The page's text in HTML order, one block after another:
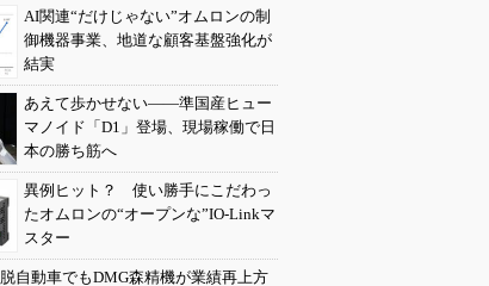
AI関連“だけじゃない”オムロンの制
御機器事業、地道な顧客基盤強化が
結実
あえて歩かせない――準国産ヒュー
マノイド「D1」登場、現場稼働で日
本の勝ち筋へ
異例ヒット？ 使い勝手にこだわっ
たオムロンの“オープンな”IO-Linkマ
スター
脱自動車でもDMG森精機が業績再上方